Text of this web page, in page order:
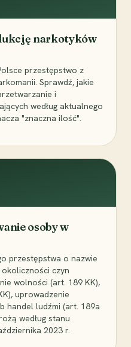
narkotyków
przestępstwo z
Sprawdź, jakie
i
według aktualnego
"znaczna ilość".
osoby w
przestępstwa o nazwie
czyn
wolności (art. 189 KK),
uprowadzenie
handel ludźmi (art. 189a
według stanu
2023 r.